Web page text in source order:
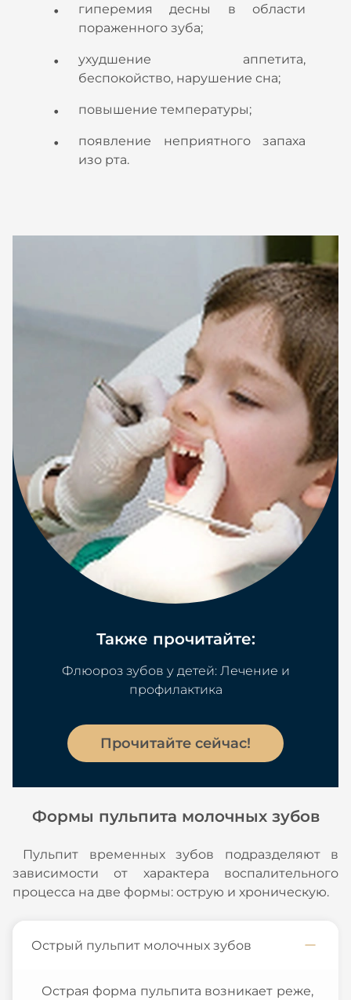
гиперемия десны в области
пораженного зуба;
ухудшение аппетита,
беспокойство, нарушение сна;
повышение температуры;
появление неприятного запаха
изо рта.
Также прочитайте:
Флюороз зубов у детей: Лечение и
профилактика
Прочитайте сейчас!
Формы пульпита молочных зубов
Пульпит временных зубов подразделяют в
зависимости от характера воспалительного
процесса на две формы: острую и хроническую.
Острый пульпит молочных зубов
Острая форма пульпита возникает реже,